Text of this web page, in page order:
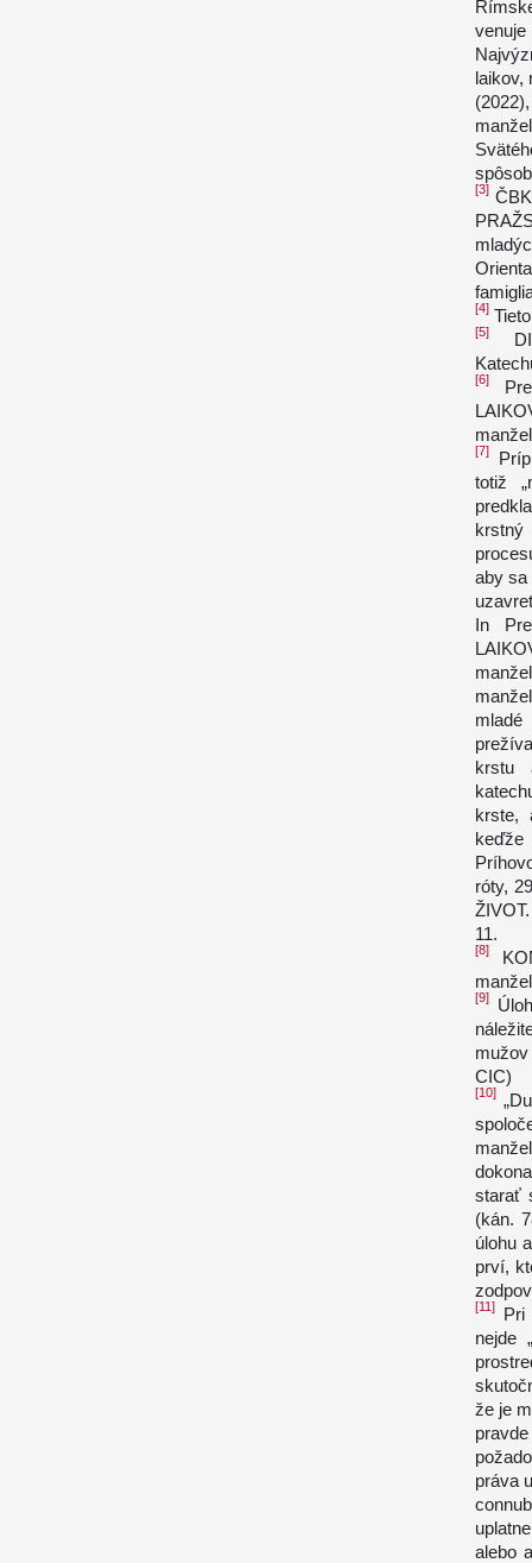
laikov,
[3]
[4]
[5]
[6]
[7]
totiž
aby sa
In
krstu
krste,
keďže
róty,
11.
[8]
[9]
CIC)
[10]
starať
(kán.
úlohu
prví,
[11]
Pri
nejde
že je
práva
alebo